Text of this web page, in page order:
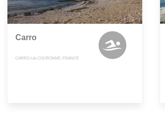
Carro
CARRO-LA-COURONNE, FRANCE